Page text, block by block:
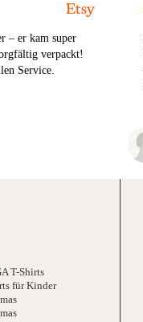
– er kam super
verpackt!
Service.
T-Shirts
für Kinder